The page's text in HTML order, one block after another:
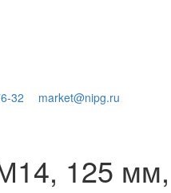
32
market@nipg.ru
125 мм,